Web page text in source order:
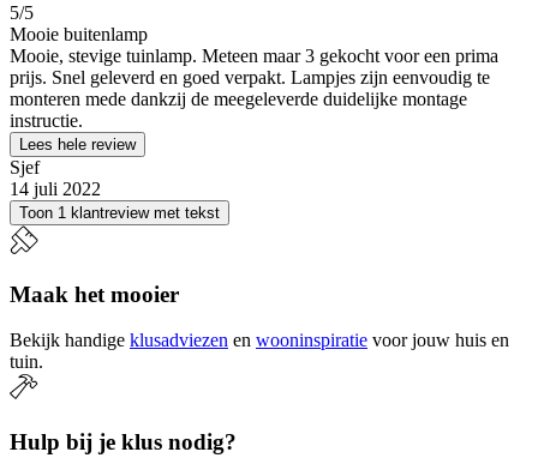
5/5
Mooie buitenlamp
Mooie, stevige tuinlamp. Meteen maar 3 gekocht voor een prima
prijs. Snel geleverd en goed verpakt. Lampjes zijn eenvoudig te
monteren mede dankzij de meegeleverde duidelijke montage
instructie.
Lees hele review
Sjef
14 juli 2022
Toon 1 klantreview met tekst
Maak het mooier
Bekijk handige klusadviezen en wooninspiratie voor jouw huis en
tuin.
Hulp bij je klus nodig?